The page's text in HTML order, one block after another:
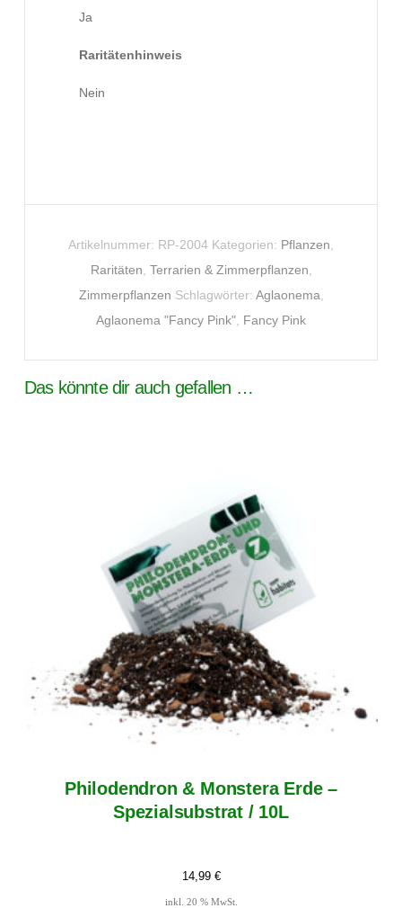
Ja
Raritätenhinweis
Nein
Artikelnummer: RP-2004 Kategorien: Pflanzen
Raritäten Terrarien & Zimmerpflanzen
Zimmerpflanzen Schlagwörter: Aglaonema
Aglaonema "Fancy Pink" Fancy Pink
Das könnte dir auch gefallen …
Philodendron & Monstera Erde –
Spezialsubstrat / 10L
14,99 €
inkl. 20 % MwSt.